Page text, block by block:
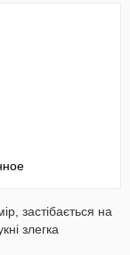
застібається на
злегка